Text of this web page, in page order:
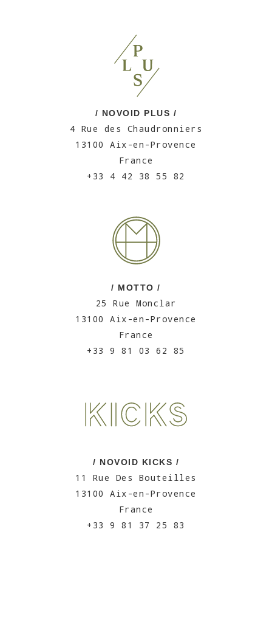
/ NOVOID PLUS /
4 Rue des Chaudronniers
13100 Aix-en-Provence
France
+33 4 42 38 55 82
/ MOTTO /
25 Rue Monclar
13100 Aix-en-Provence
France
+33 9 81 03 62 85
/ NOVOID KICKS /
11 Rue Des Bouteilles
13100 Aix-en-Provence
France
+33 9 81 37 25 83